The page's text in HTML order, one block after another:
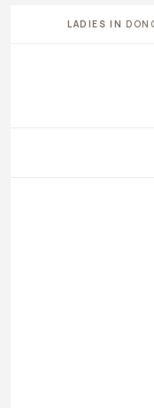
LADIES IN